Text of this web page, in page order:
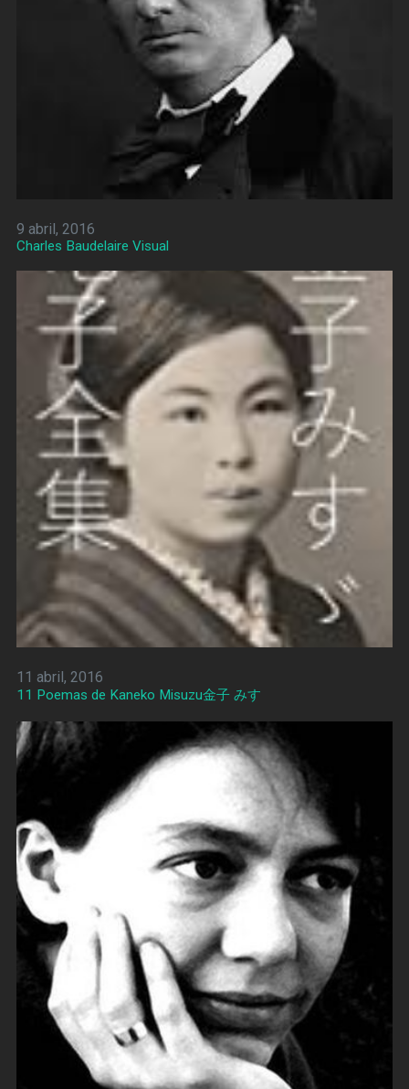
9 abril, 2016
Charles Baudelaire Visual
11 abril, 2016
11 Poemas de Kaneko Misuzu金子 みすゞ